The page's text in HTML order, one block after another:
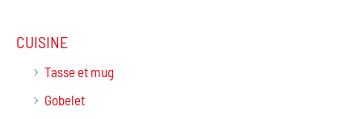
CUISINE
Tasse et mug
Gobelet